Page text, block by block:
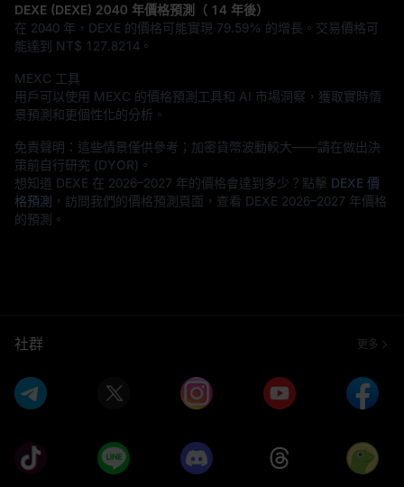
DEXE (DEXE) 2040 年價格預測（ 14 年後）
在 2040 年，DEXE 的價格可能實現 79.59% 的增長。交易價格可
能達到 NT$ 127.8214 。
MEXC 工具
用戶可以使用 MEXC 的價格預測工具和 AI 市場洞察，獲取實時情
景預測和更個性化的分析。
免責聲明：這些情景僅供參考；加密貨幣波動較大——請在做出決
策前自行研究 (DYOR)。
想知道 DEXE 在 2026–2027 年的價格會達到多少？點擊 DEXE 價
格預測 ，訪問我們的價格預測頁面，查看 DEXE 2026–2027 年價格
的預測。
社群 更多